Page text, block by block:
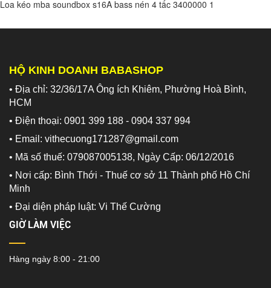
Loa kéo mba soundbox s16A bass nén 4 tấc 3400000 1
HỘ KINH DOANH BABASHOP
• Địa chỉ: 32/36/17A Ông ích Khiêm, Phường Hoà Bình,
HCM
• Điện thoại: 0901 399 188 - 0904 337 994
• Email: vithecuong171287@gmail.com
• Mã số thuế: 079087005138, Ngày Cấp: 06/12/2016
• Nơi cấp: Bình Thới - Thuế cơ sở 11 Thành phố Hồ Chí
Minh
• Đại diện pháp luật: Vi Thế Cường
GIỜ LÀM VIỆC
Hàng ngày 8:00 - 21:00